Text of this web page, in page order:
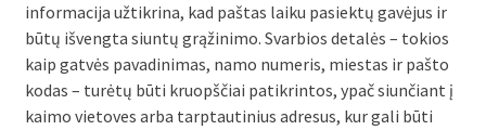
informacija užtikrina, kad paštas laiku pasiektų gavėjus ir
būtų išvengta siuntų grąžinimo. Svarbios detalės – tokios
kaip gatvės pavadinimas, namo numeris, miestas ir pašto
kodas – turėtų būti kruopščiai patikrintos, ypač siunčiant į
kaimo vietoves arba tarptautinius adresus, kur gali būti